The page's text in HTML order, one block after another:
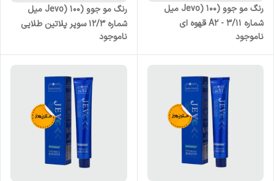
رنگ مو جوو (Jevo) 100 میل
شماره A2 - 3/11 قهوه ای
خاکستری تیره
ناموجود
رنگ مو جوو (Jevo) 100 میل
شماره 12/3 سوپر پلاتین طلایی
ناموجود